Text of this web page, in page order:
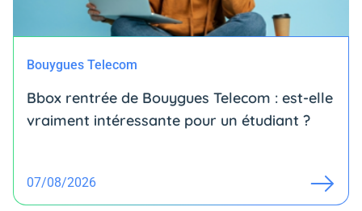
Bouygues Telecom
Bbox rentrée de Bouygues Telecom : est-elle
vraiment intéressante pour un étudiant ?
07/08/2026